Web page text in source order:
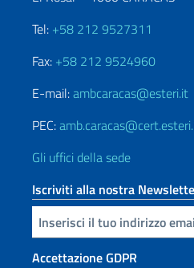
Tel: +58 212 9527311
Fax: +58 212 9524960
E-mail:ambcaracas@esteri.it
PEC:
Gli uffici della sede
Iscriviti alla nostra
Inserisci la tua email
Accettazione GDPR